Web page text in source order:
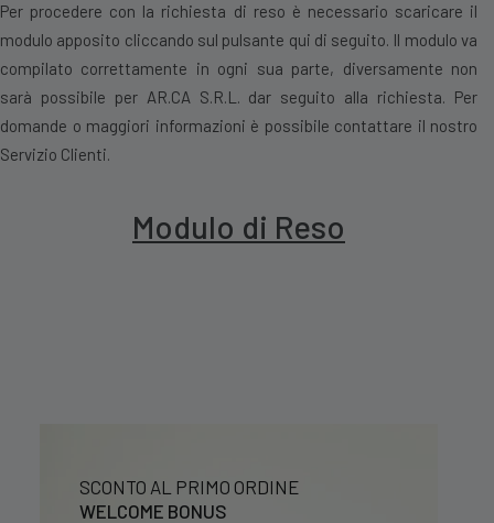
Per procedere con la richiesta di reso è necessario scaricare il
modulo apposito cliccando sul pulsante qui di seguito. Il modulo va
compilato correttamente in ogni sua parte, diversamente non
sarà possibile per AR.CA S.R.L. dar seguito alla richiesta. Per
domande o maggiori informazioni è possibile contattare il nostro
Servizio Clienti.
Modulo di Reso
SCONTO AL PRIMO ORDINE
WELCOME BONUS